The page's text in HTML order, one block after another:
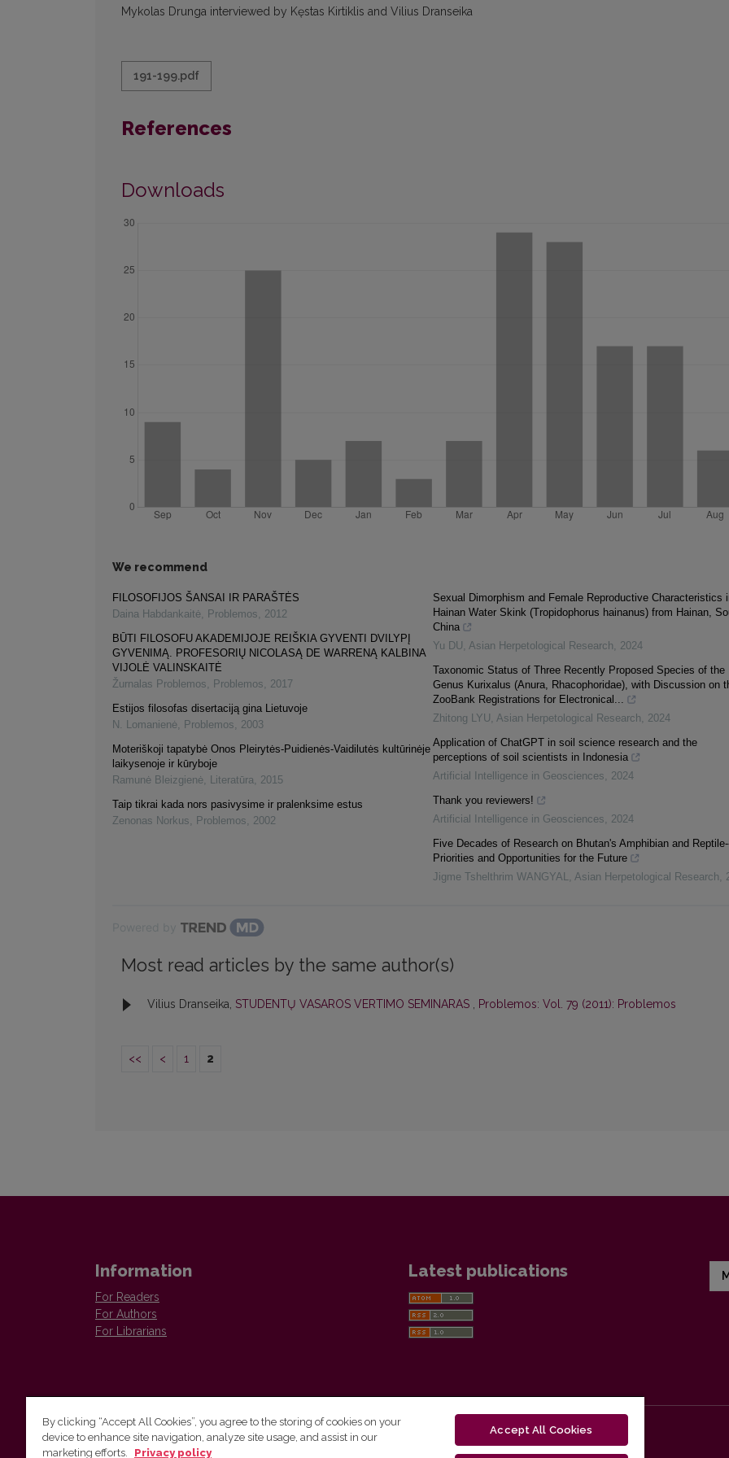
Mykolas Drunga interviewed by Kęstas Kirtiklis and Vilius Dranseika
191-199.pdf
References
Downloads
We recommend
FILOSOFIJOS ŠANSAI IR PARAŠTĖS
Daina Habdankaitė, Problemos, 2012
BŪTI FILOSOFU AKADEMIJOJE REIŠKIA GYVENTI DVILYPĮ
GYVENIMĄ. PROFESORIŲ NICOLASĄ DE WARRENĄ KALBINA
VIJOLĖ VALINSKAITĖ
Žurnalas Problemos, Problemos, 2017
Estijos filosofas disertaciją gina Lietuvoje
N. Lomanienė, Problemos, 2003
Moteriškoji tapatybė Onos Pleirytės-Puidienės-Vaidilutės kultūrinėje
laikysenoje ir kūryboje
Ramunė Bleizgienė, Literatūra, 2015
Taip tikrai kada nors pasivysime ir pralenksime estus
Zenonas Norkus, Problemos, 2002
Sexual Dimorphism and Female Reproductive Characteristics
Hainan Water Skink (Tropidophorus hainanus) from Hainan,
China
Yu DU, Asian Herpetological Research, 2024
Taxonomic Status of Three Recently Proposed Species of the
Genus Kurixalus (Anura, Rhacophoridae), with Discussion on
ZooBank Registrations for Electronical...
Zhitong LYU, Asian Herpetological Research, 2024
Application of ChatGPT in soil science research and the
perceptions of soil scientists in Indonesia
Artificial Intelligence in Geosciences, 2024
Thank you reviewers!
Artificial Intelligence in Geosciences, 2024
Five Decades of Research on Bhutan's Amphibian and
Priorities and Opportunities for the Future
Jigme Tshelthrim WANGYAL, Asian Herpetological Research,
Most read articles by the same author(s)
Vilius Dranseika, STUDENTŲ VASAROS VERTIMO SEMINARAS , Problemos: Vol. 79 (2011): Problemos
<< < 1 2
Information
For Readers
For Authors
For Librarians
Latest publications
Vilnius University Press
By clicking “Accept All Cookies”, you agree to the storing of cookies on your
device to enhance site navigation, analyze site usage, and assist in our
marketing efforts.
Privacy policy
Accept All Cookies